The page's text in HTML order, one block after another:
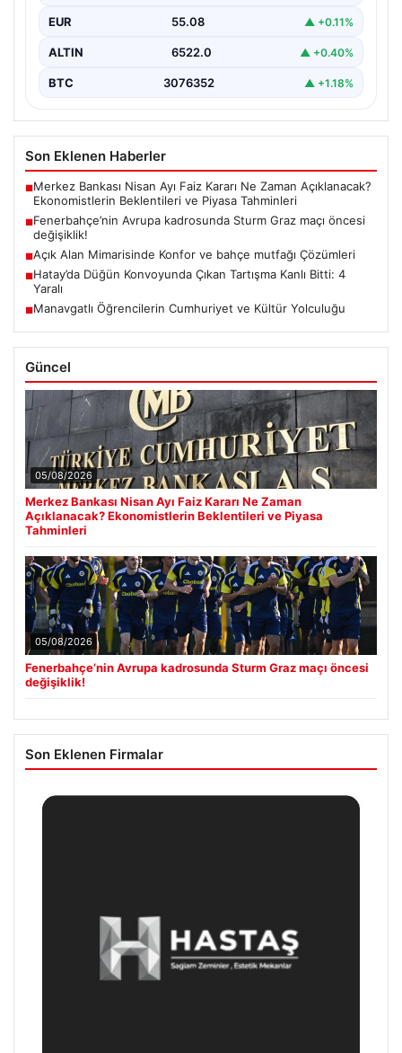
EUR 55.08 ▲ +0.11%
ALTIN 6522.0 ▲ +0.40%
BTC 3076352 ▲ +1.18%
Son Eklenen Haberler
■Merkez Bankası Nisan Ayı Faiz Kararı Ne Zaman Açıklanacak?
Ekonomistlerin Beklentileri ve Piyasa Tahminleri
■Fenerbahçe’nin Avrupa kadrosunda Sturm Graz maçı öncesi
değişiklik!
■Açık Alan Mimarisinde Konfor ve bahçe mutfağı Çözümleri
■Hatay’da Düğün Konvoyunda Çıkan Tartışma Kanlı Bitti: 4
Yaralı
■Manavgatlı Öğrencilerin Cumhuriyet ve Kültür Yolculuğu
Güncel
05/08/2026
Merkez Bankası Nisan Ayı Faiz Kararı Ne Zaman
Açıklanacak? Ekonomistlerin Beklentileri ve Piyasa
Tahminleri
05/08/2026
Fenerbahçe’nin Avrupa kadrosunda Sturm Graz maçı öncesi
değişiklik!
Son Eklenen Firmalar